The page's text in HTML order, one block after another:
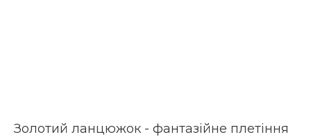
Золотий ланцюжок - фантазійне плетіння